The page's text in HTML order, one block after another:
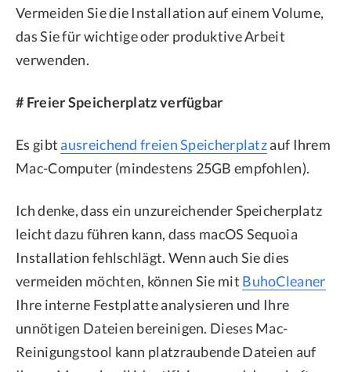
Vermeiden Sie die Installation auf einem Volume,
das Sie für wichtige oder produktive Arbeit
verwenden.
# Freier Speicherplatz verfügbar
Es gibtausreichend freien Speicherplatzauf Ihrem
Mac-Computer (mindestens 25GB empfohlen).
Ich denke, dass ein unzureichender Speicherplatz
leicht dazu führen kann, dass macOS Sequoia
Installation fehlschlägt. Wenn auch Sie dies
vermeiden möchten, können Sie mit BuhoCleaner
Ihre interne Festplatte analysieren und Ihre
unnötigen Dateien bereinigen. Dieses Mac-
Reinigungstool kann platzraubende Dateien auf